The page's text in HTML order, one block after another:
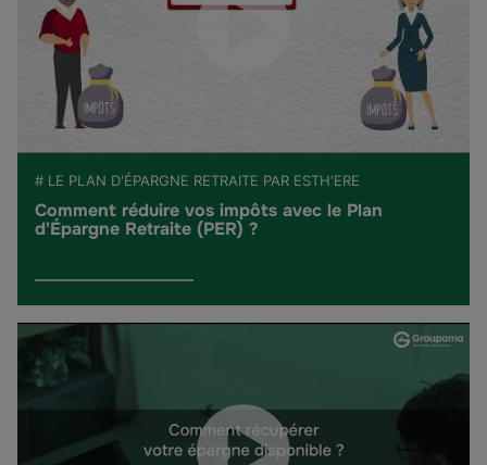
# LE PLAN D'ÉPARGNE RETRAITE PAR ESTH'ERE
Comment réduire vos impôts avec le Plan
d'Épargne Retraite (PER) ?